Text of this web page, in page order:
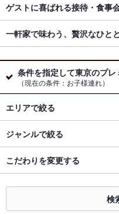
ゲストに喜ばれる接待・食事
一軒家で味わう、贅沢なひと
条件を指定して東京のプ
（現在の条件：お子様連れ）
エリアで絞る
ジャンルで絞る
こだわりを変更する
検